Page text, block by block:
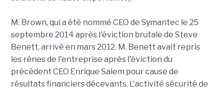
M. Brown, qui a été nommé CEO de Symantec le 25
septembre 2014 après l'éviction brutale de Steve
Benett, arrivé en mars 2012. M. Benett avait repris
les rênes de l'entreprise après l'éviction du
précèdent CEO Enrique Salem pour cause de
résultats financiers décevants. L'activité sécurité de